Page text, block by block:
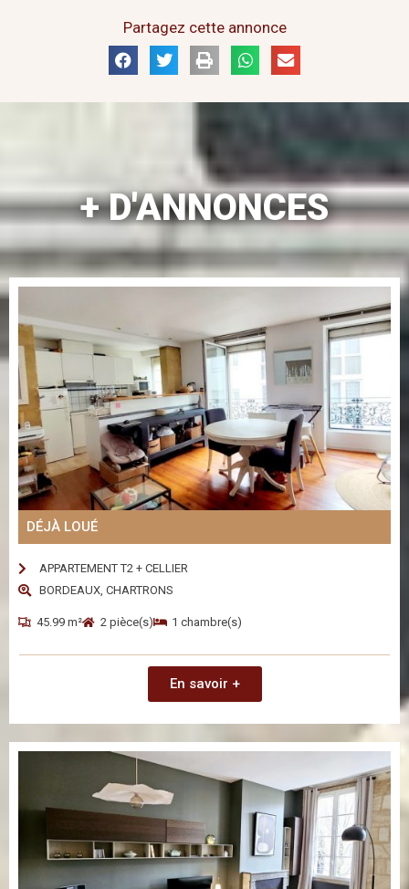
Partagez cette annonce
+ D'ANNONCES
DÉJÀ LOUÉ
APPARTEMENT T2 + CELLIER
BORDEAUX, CHARTRONS
45.99 m² 2 pièce(s) 1 chambre(s)
En savoir +